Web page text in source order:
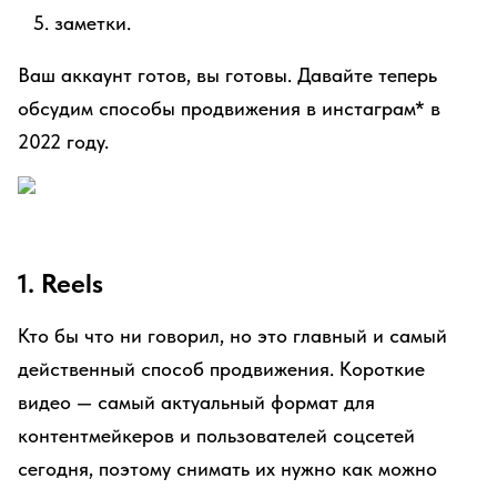
заметки.
Ваш аккаунт готов, вы готовы. Давайте теперь
обсудим способы продвижения в инстаграм* в
2022 году.
1. Reels
Кто бы что ни говорил, но это главный и самый
действенный способ продвижения. Короткие
видео — самый актуальный формат для
контентмейкеров и пользователей соцсетей
сегодня, поэтому снимать их нужно как можно